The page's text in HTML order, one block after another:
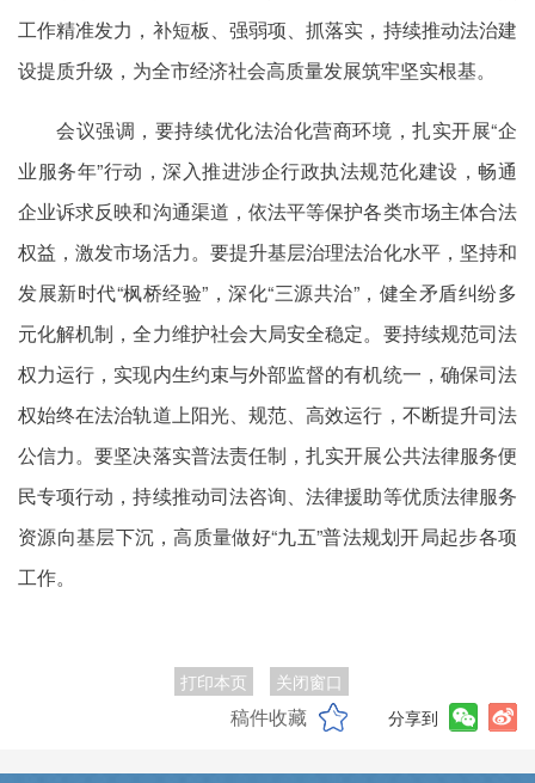
工作精准发力，补短板、强弱项、抓落实，持续推动法治建
设提质升级，为全市经济社会高质量发展筑牢坚实根基。
会议强调，要持续优化法治化营商环境，扎实开展“企
业服务年”行动，深入推进涉企行政执法规范化建设，畅通
企业诉求反映和沟通渠道，依法平等保护各类市场主体合法
权益，激发市场活力。要提升基层治理法治化水平，坚持和
发展新时代“枫桥经验”，深化“三源共治”，健全矛盾纠纷多
元化解机制，全力维护社会大局安全稳定。要持续规范司法
权力运行，实现内生约束与外部监督的有机统一，确保司法
权始终在法治轨道上阳光、规范、高效运行，不断提升司法
公信力。要坚决落实普法责任制，扎实开展公共法律服务便
民专项行动，持续推动司法咨询、法律援助等优质法律服务
资源向基层下沉，高质量做好“九五”普法规划开局起步各项
工作。
打印本页 关闭窗口
稿件收藏 分享到